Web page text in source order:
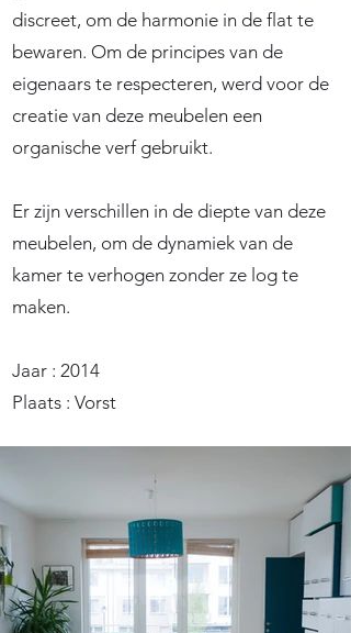
discreet, om de harmonie in de flat te
bewaren. Om de principes van de
eigenaars te respecteren, werd voor de
creatie van deze meubelen een
organische verf gebruikt.
Er zijn verschillen in de diepte van deze
meubelen, om de dynamiek van de
kamer te verhogen zonder ze log te
maken.
Jaar : 2014
Plaats : Vorst